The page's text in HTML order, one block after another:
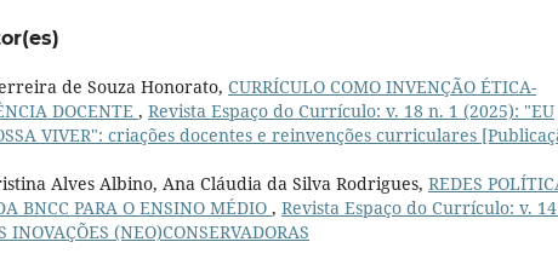
de Souza Honorato, CURRÍCULO COMO INVENÇÃO ÉTICA-
DOCENTE , Revista Espaço do Currículo: v. 18 n. 1 (2025): "EU
VIVER": criações docentes e reinvenções curriculares
Alves Albino, Ana Cláudia da Silva Rodrigues, REDES
BNCC PARA O ENSINO MÉDIO , Revista Espaço do Currículo: v.
(NEO)CONSERVADORAS